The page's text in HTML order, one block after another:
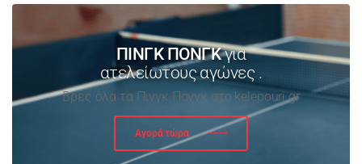
ΠΙΝΓΚ ΠΟΝΓΚγια
ατελείωτους αγώνες .
Βρες όλα τα Πινγκ Πονγκ στο kelepouri.gr
Αγορά τώρα